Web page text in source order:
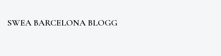
SWEA BARCELONA BLOGG